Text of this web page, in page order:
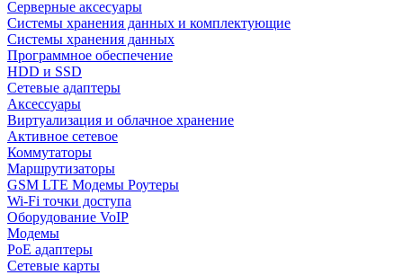
Серверные аксесуары
Системы хранения данных и комплектующие
Системы хранения данных
Программное обеспечение
HDD и SSD
Сетевые адаптеры
Аксессуары
Виртуализация и облачное хранение
Активное сетевое
Коммутаторы
Маршрутизаторы
GSM LTE Модемы Роутеры
Wi-Fi точки доступа
Оборудование VoIP
Модемы
PoE адаптеры
Сетевые карты